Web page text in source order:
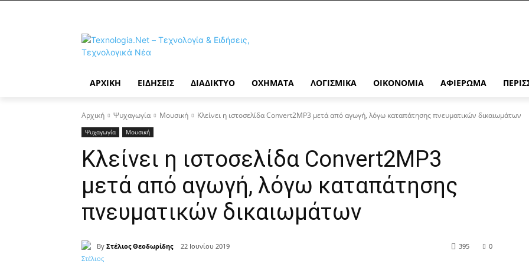
ΑΡΧΙΚΉ ΕΙΔΉΣΕΙΣ ΔΙΑΔΊΚΤΥΟ ΟΧΉΜΑΤΑ ΛΟΓΙΣΜΙΚΆ ΟΙΚΟΝΟΜΊΑ ΑΦΙΈΡΩΜΑ
Αρχική Ψυχαγωγία Μουσική Κλείνει η ιστοσελίδα Convert2MP3 μετά από αγωγή, λόγω καταπάτησης πνευματικών δικαιωμάτων
Ψυχαγωγία Μουσική
Κλείνει η ιστοσελίδα Convert2MP3
μετά από αγωγή, λόγω καταπάτησης
πνευματικών δικαιωμάτων
By Στέλιος Θεοδωρίδης 22 Ιουνίου 2019 0
395